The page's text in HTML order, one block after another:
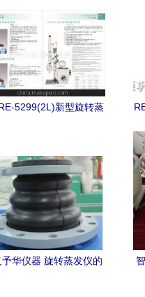
5299(2L)新型旋转蒸
实验室仪器、配套设备,
市予华仪器有限责任公
司-
华仪器 旋转蒸发仪的